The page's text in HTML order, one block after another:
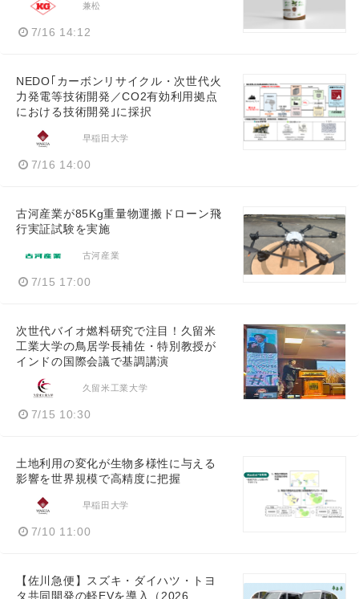
兼松
7/16 14:12
NEDO｢カーボンリサイクル・次世代火
力発電等技術開発／CO2有効利用拠点
における技術開発｣に採択
早稲田大学
7/16 14:00
古河産業が85Kg重量物運搬ドローン飛
行実証試験を実施
古河産業
7/15 17:00
次世代バイオ燃料研究で注目！久留米
工業大学の鳥居学長補佐・特別教授が
インドの国際会議で基調講演
久留米工業大学
7/15 10:30
土地利用の変化が生物多様性に与える
影響を世界規模で高精度に把握
早稲田大学
7/10 11:00
【佐川急便】スズキ・ダイハツ・トヨ
タ共同開発の軽EVを導入（2026